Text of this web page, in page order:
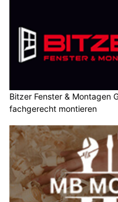
Bitzer Fenster & Montagen
fachgerecht montieren